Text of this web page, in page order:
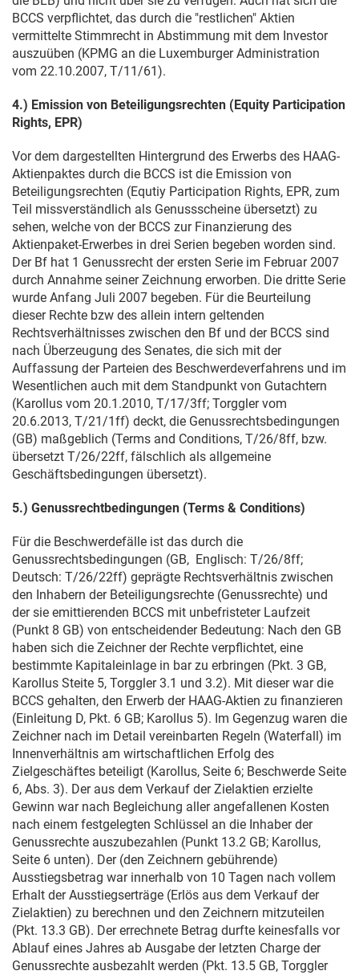
BCCS verpflichtet, das durch die "restlichen" Aktien
vermittelte Stimmrecht in Abstimmung mit dem Investor
auszuüben (KPMG an die Luxemburger Administration
vom 22.10.2007, T/11/61).
4.) Emission von Beteiligungsrechten (Equity Participation
Rights, EPR)
Vor dem dargestellten Hintergrund des Erwerbs des HAAG-
Aktienpaktes durch die BCCS ist die Emission von
Beteiligungsrechten (Equtiy Participation Rights, EPR, zum
Teil missverständlich als Genussscheine übersetzt) zu
sehen, welche von der BCCS zur Finanzierung des
Aktienpaket-Erwerbes in drei Serien begeben worden sind.
Der Bf hat 1 Genussrecht der ersten Serie im Februar 2007
durch Annahme seiner Zeichnung erworben. Die dritte Serie
wurde Anfang Juli 2007 begeben. Für die Beurteilung
dieser Rechte bzw des allein intern geltenden
Rechtsverhältnisses zwischen den Bf und der BCCS sind
nach Überzeugung des Senates, die sich mit der
Auffassung der Parteien des Beschwerdeverfahrens und im
Wesentlichen auch mit dem Standpunkt von Gutachtern
(Karollus vom 20.1.2010, T/17/3ff; Torggler vom
20.6.2013, T/21/1ff) deckt, die Genussrechtsbedingungen
(GB) maßgeblich (Terms and Conditions, T/26/8ff, bzw.
übersetzt T/26/22ff, fälschlich als allgemeine
Geschäftsbedingungen übersetzt).
5.) Genussrechtbedingungen (Terms & Conditions)
Für die Beschwerdefälle ist das durch die
Genussrechtsbedingungen (GB, Englisch: T/26/8ff;
Deutsch: T/26/22ff) geprägte Rechtsverhältnis zwischen
den Inhabern der Beteiligungsrechte (Genussrechte) und
der sie emittierenden BCCS mit unbefristeter Laufzeit
(Punkt 8 GB) von entscheidender Bedeutung: Nach den GB
haben sich die Zeichner der Rechte verpflichtet, eine
bestimmte Kapitaleinlage in bar zu erbringen (Pkt. 3 GB,
Karollus Steite 5, Torggler 3.1 und 3.2). Mit dieser war die
BCCS gehalten, den Erwerb der HAAG-Aktien zu finanzieren
(Einleitung D, Pkt. 6 GB; Karollus 5). Im Gegenzug waren die
Zeichner nach im Detail vereinbarten Regeln (Waterfall) im
Innenverhältnis am wirtschaftlichen Erfolg des
Zielgeschäftes beteiligt (Karollus, Seite 6; Beschwerde Seite
6, Abs. 3). Der aus dem Verkauf der Zielaktien erzielte
Gewinn war nach Begleichung aller angefallenen Kosten
nach einem festgelegten Schlüssel an die Inhaber der
Genussrechte auszubezahlen (Punkt 13.2 GB; Karollus,
Seite 6 unten). Der (den Zeichnern gebührende)
Ausstiegsbetrag war innerhalb von 10 Tagen nach vollem
Erhalt der Ausstiegserträge (Erlös aus dem Verkauf der
Zielaktien) zu berechnen und den Zeichnern mitzuteilen
(Pkt. 13.3 GB). Der errechnete Betrag durfte keinesfalls vor
Ablauf eines Jahres ab Ausgabe der letzten Charge der
Genussrechte ausbezahlt werden (Pkt. 13.5 GB, Torggler